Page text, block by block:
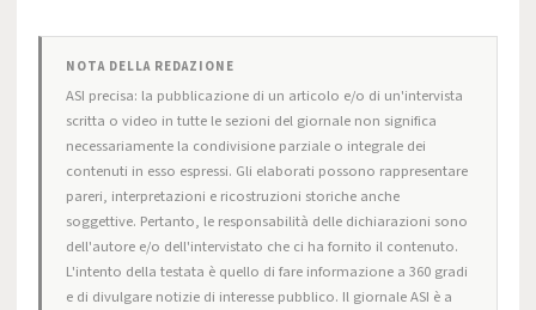
NOTA DELLA REDAZIONE
ASI precisa: la pubblicazione di un articolo e/o di un'intervista
scritta o video in tutte le sezioni del giornale non significa
necessariamente la condivisione parziale o integrale dei
contenuti in esso espressi. Gli elaborati possono rappresentare
pareri, interpretazioni e ricostruzioni storiche anche
soggettive. Pertanto, le responsabilità delle dichiarazioni sono
dell'autore e/o dell'intervistato che ci ha fornito il contenuto.
L'intento della testata è quello di fare informazione a 360 gradi
e di divulgare notizie di interesse pubblico. Il giornale ASI è a